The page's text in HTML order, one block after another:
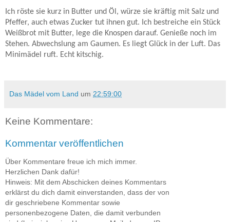
Ich röste sie kurz in Butter und Öl, würze sie kräftig mit Salz und
Pfeffer, auch etwas Zucker tut ihnen gut. Ich bestreiche ein Stück
Weißbrot mit Butter, lege die Knospen darauf. Genieße noch im
Stehen. Abwechslung am Gaumen. Es liegt Glück in der Luft. Das
Minimädel ruft. Echt kitschig.
Das Mädel vom Land um 22:59:00
Keine Kommentare:
Kommentar veröffentlichen
Über Kommentare freue ich mich immer.
Herzlichen Dank dafür!
Hinweis: Mit dem Abschicken deines Kommentars
erklärst du dich damit einverstanden, dass der von
dir geschriebene Kommentar sowie
personenbezogene Daten, die damit verbunden